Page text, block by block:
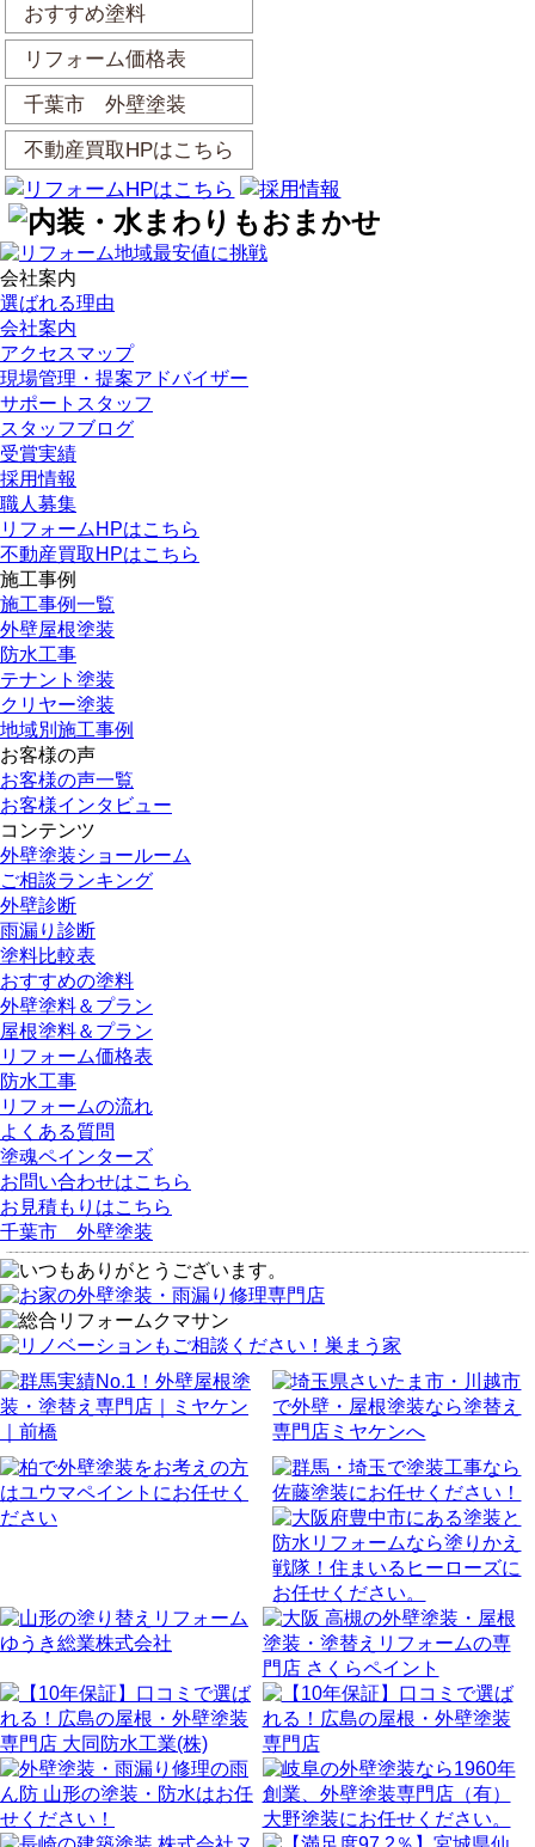
おすすめ塗料
リフォーム価格表
千葉市 外壁塗装
不動産買取HPはこちら
会社案内
選ばれる理由
会社案内
アクセスマップ
現場管理・提案アドバイザー
サポートスタッフ
スタッフブログ
受賞実績
採用情報
職人募集
リフォームHPはこちら
不動産買取HPはこちら
施工事例
施工事例一覧
外壁屋根塗装
防水工事
テナント塗装
クリヤー塗装
地域別施工事例
お客様の声
お客様の声一覧
お客様インタビュー
コンテンツ
外壁塗装ショールーム
ご相談ランキング
外壁診断
雨漏り診断
塗料比較表
おすすめの塗料
外壁塗料＆プラン
屋根塗料＆プラン
リフォーム価格表
防水工事
リフォームの流れ
よくある質問
塗魂ペインターズ
お問い合わせはこちら
お見積もりはこちら
千葉市 外壁塗装